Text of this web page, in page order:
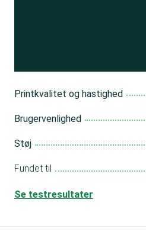
Printkvalitet og hastighed
Brugervenlighed
Støj
Fundet til
Se testresultater